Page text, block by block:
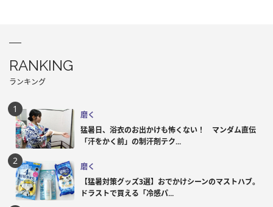
RANKING
ランキング
磨く
猛暑日、浴衣のお出かけも怖くない！ マンダム直伝
「汗をかく前」の制汗剤テク...
磨く
【猛暑対策グッズ3選】おでかけシーンのマストハブ。
ドラストで買える「冷感パ...